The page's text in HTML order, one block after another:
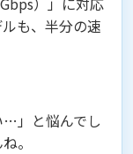
も、半分の速
…」と悩んでし
。